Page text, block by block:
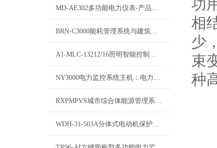
MD-AE302多功能电力仪表-产品介绍
BRN-C3000能耗管理系统与建筑设备监控系统的深度解析
A1-MLC-13212/16照明智能控制模块-运输方式
NY3000电力监控系统主机：电力监控的核心引擎
RXPMPVS城市综合体能源管理系统探讨
WDH-31-503A分体式电动机保护器规格选型
功
相
少
束
种